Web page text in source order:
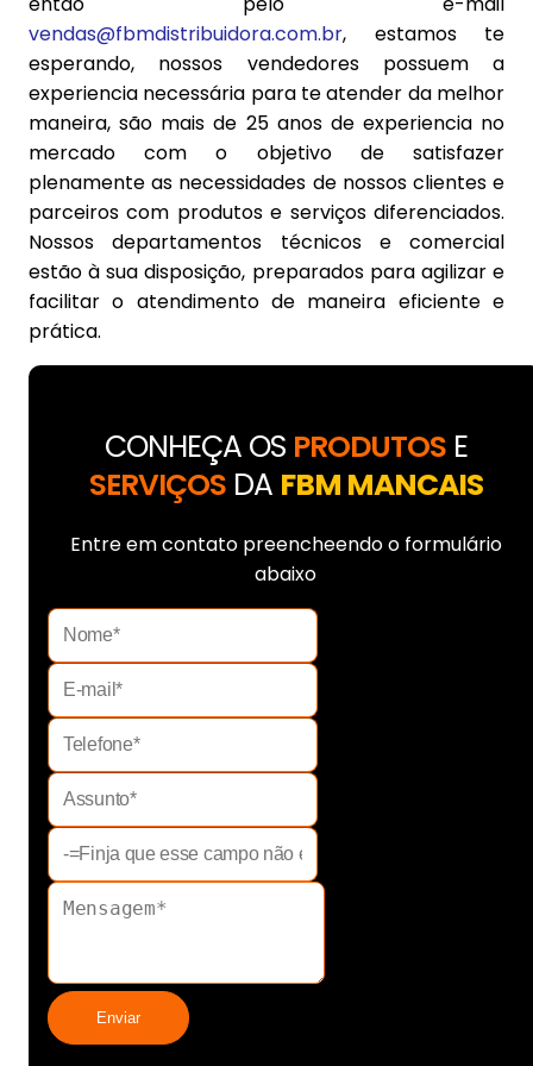
vendas@fbmdistribuidora.com.br, estamos te
esperando, nossos vendedores possuem a
experiencia necessária para te atender da melhor
maneira, são mais de 25 anos de experiencia no
mercado com o objetivo de satisfazer
plenamente as necessidades de nossos clientes e
parceiros com produtos e serviços diferenciados.
Nossos departamentos técnicos e comercial
estão à sua disposição, preparados para agilizar e
facilitar o atendimento de maneira eficiente e
prática.
CONHEÇA OS PRODUTOSE
SERVIÇOSDA FBM MANCAIS
Entre em contato preencheendo o formulário
abaixo
Enviar